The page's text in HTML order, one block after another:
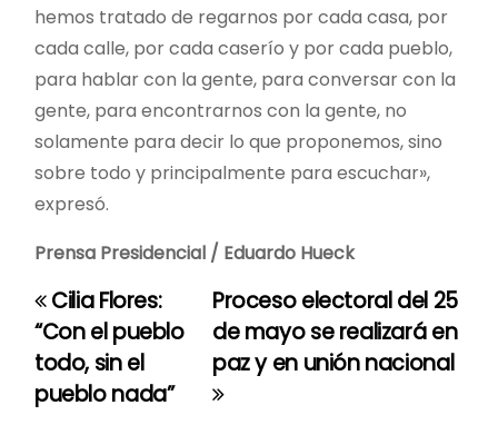
hemos tratado de regarnos por cada casa, por
cada calle, por cada caserío y por cada pueblo,
para hablar con la gente, para conversar con la
gente, para encontrarnos con la gente, no
solamente para decir lo que proponemos, sino
sobre todo y principalmente para escuchar»,
expresó.
Prensa Presidencial / Eduardo Hueck
N
a
v
Proceso electoral del 25
de mayo se realizará en
paz y en unión nacional
Cilia Flores:
“Con el pueblo
todo, sin el
pueblo nada”